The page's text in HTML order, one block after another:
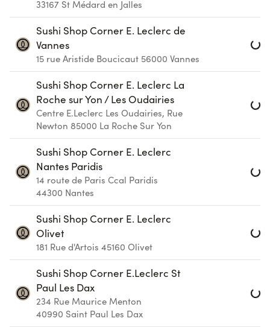
33167 St Médard en Jalles
Sushi Shop Corner E. Leclerc de
Vannes
15 rue Aristide Boucicaut 56000 Vannes
Sushi Shop Corner E. Leclerc La
Roche sur Yon / Les Oudairies
Centre E.Leclerc Les Oudairies, Rue
Newton 85000 La Roche Sur Yon
Sushi Shop Corner E. Leclerc
Nantes Paridis
14 route de Paris Ccal Paridis
44300 Nantes
Sushi Shop Corner E. Leclerc
Olivet
181 Rue d'Artois 45160 Olivet
Sushi Shop Corner E.Leclerc St
Paul Les Dax
234 Rue Maurice Menton
40990 Saint Paul Les Dax